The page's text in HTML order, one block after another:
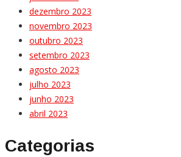
dezembro 2023
novembro 2023
outubro 2023
setembro 2023
agosto 2023
julho 2023
junho 2023
abril 2023
Categorias